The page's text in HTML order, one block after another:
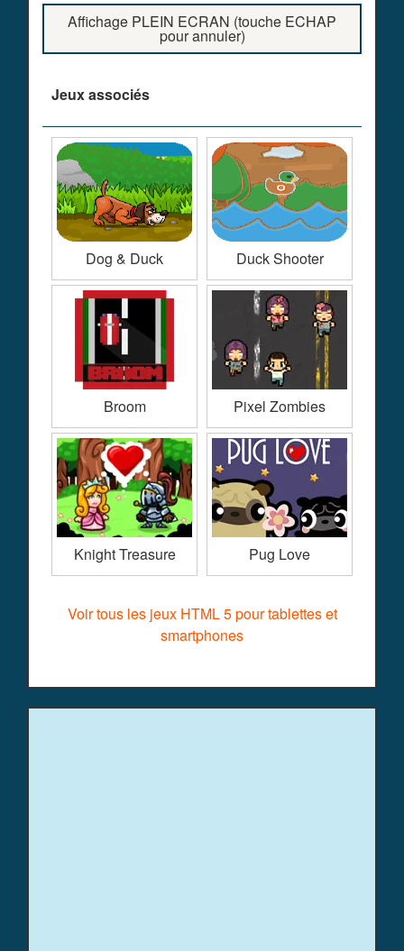
Affichage PLEIN ECRAN (touche ECHAP
pour annuler)
Jeux associés
Dog & Duck Duck Shooter
Broom Pixel Zombies
Knight Treasure Pug Love
Voir tous les jeux HTML 5 pour tablettes et
smartphones